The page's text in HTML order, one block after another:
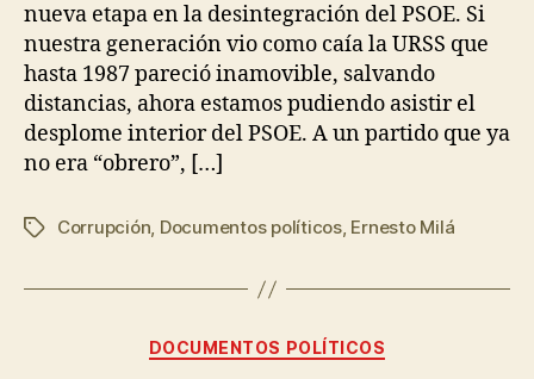
nueva etapa en la desintegración del PSOE. Si
nuestra generación vio como caía la URSS que
hasta 1987 pareció inamovible, salvando
distancias, ahora estamos pudiendo asistir el
desplome interior del PSOE. A un partido que ya
no era “obrero”, […]
Corrupción, Documentos políticos, Ernesto Milá
DOCUMENTOS POLÍTICOS